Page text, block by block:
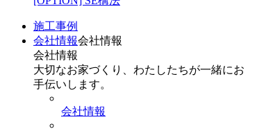
施工事例
会社情報会社情報
会社情報
大切なお家づくり、わたしたちが一緒にお
手伝いします。
会社情報